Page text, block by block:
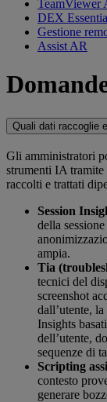
TeamViewer
DEX
Gestione
Assist AR
Quali dati raccoglie
Gli amministratori
strumenti IA
raccolti e trattati
Session
della
ampia.
Tia
tecnici del
screenshot
dall’utente,
Insights
dell’utente,
sequenze di
Scripting
contesto
generare